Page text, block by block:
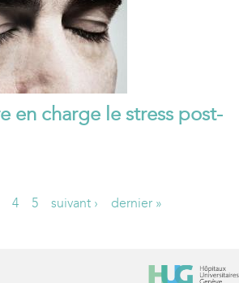
en charge le stress post-
4 5 suivant › dernier »